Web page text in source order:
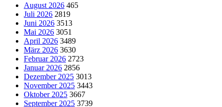
August 2026 465
Juli 2026 2819
Juni 2026 3513
Mai 2026 3051
April 2026 3489
März 2026 3630
Februar 2026 2723
Januar 2026 2856
Dezember 2025 3013
November 2025 3443
Oktober 2025 3667
September 2025 3739